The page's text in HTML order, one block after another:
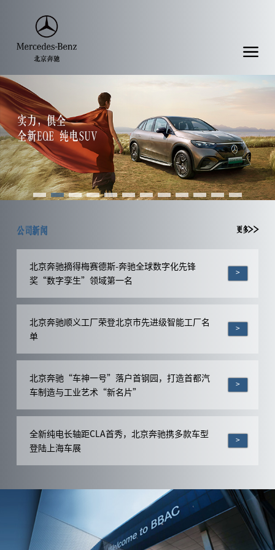
公司新闻 更多>>
北京奔驰摘得梅赛德斯-奔驰全球数字化先锋
奖“数字孪生”领域第一名
>
北京奔驰顺义工厂荣登北京市先进级智能工厂名
单
>
北京奔驰“车神一号”落户首钢园，打造首都汽
车制造与工业艺术“新名片”
>
全新纯电长轴距CLA首秀，北京奔驰携多款车型
登陆上海车展
>